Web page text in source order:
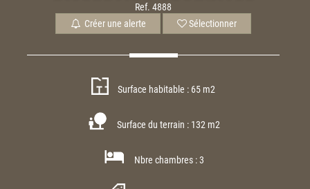
Ref. 4888
Créer une alerte Sélectionner
Surface habitable : 65 m2
Surface du terrain : 132 m2
Nbre chambres : 3